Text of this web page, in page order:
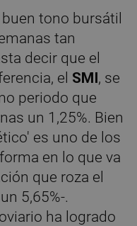
tono bursátil
tan
decir que el
el SMI, se
periodo que
un 1,25%. Bien
es uno de los
en lo que va
que roza el
5,65%-.
ha logrado